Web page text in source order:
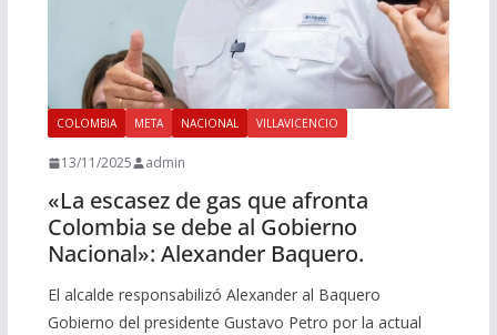
COLOMBIA META NACIONAL VILLAVICENCIO
13/11/2025 admin
«La escasez de gas que afronta
Colombia se debe al Gobierno
Nacional»: Alexander Baquero.
El alcalde responsabilizó Alexander al Baquero
Gobierno del presidente Gustavo Petro por la actual